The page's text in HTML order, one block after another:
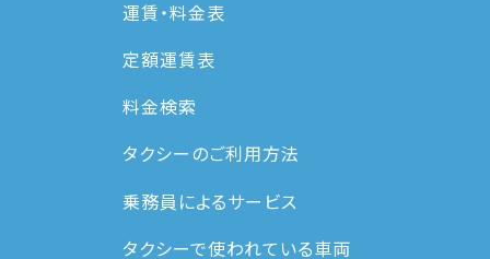
運賃・料⾦表
定額運賃表
料金検索
タクシーのご利用方法
乗務員によるサービス
タクシーで使われている車両